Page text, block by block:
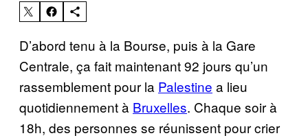
D’abord tenu à la Bourse, puis à la Gare
Centrale, ça fait maintenant 92 jours qu’un
rassemblement pour la Palestine a lieu
quotidiennement à Bruxelles. Chaque soir à
18h, des personnes se réunissent pour crier